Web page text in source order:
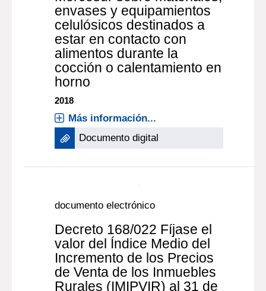
Decreto 158/018 Adóptase
la Resolución GMC Nº
42/15 del Grupo Mercado
Común del MERCOSUR,
por la que se aprueba el
Reglamento Técnico
Mercosur sobre materiales,
envases y equipamientos
celulósicos destinados a
estar en contacto con
alimentos durante la
cocción o calentamiento en
Documento digital